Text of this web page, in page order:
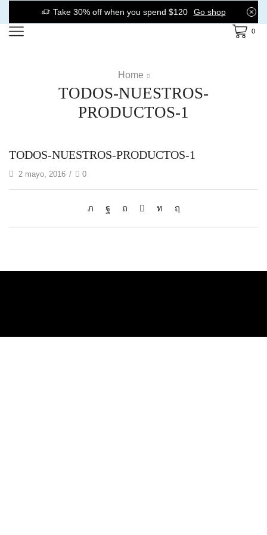
Take 30% off when you spend $120 Go shop
0
Home
TODOS-NUESTROS-
PRODUCTOS-1
TODOS-NUESTROS-PRODUCTOS-1
2 mayo, 2016 / 0